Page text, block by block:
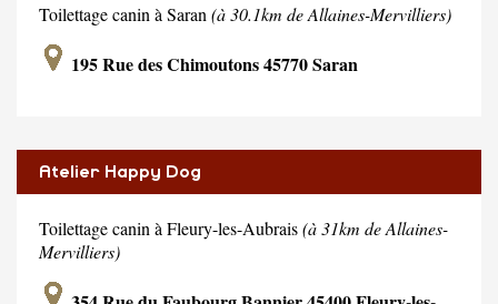
Toilettage canin à Saran (à 30.1km de Allaines-Mervilliers)
195 Rue des Chimoutons 45770 Saran
Atelier Happy Dog
Toilettage canin à Fleury-les-Aubrais(à 31km de Allaines-
Mervilliers)